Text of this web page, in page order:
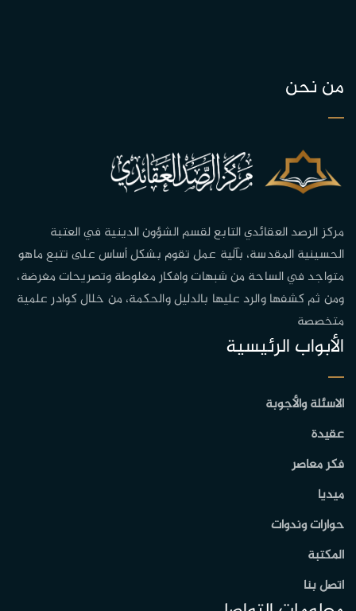
من نحن
مركز الرصد العقائدي التابع لقسم الشؤون الدينية في العتبة
الحسينية المقدسة، بآلية عمل تقوم بشكل أساس على تتبع ماهو
متواجد في الساحة من شبهات وافكار مغلوطة وتصريحات مغرضة،
ومن ثم كشفها والرد عليها بالدليل والحكمة، من خلال كوادر علمية
متخصصة
الأبواب الرئيسية
الاسئلة والأجوبة
عقيدة
فكر معاصر
ميديا
حوارات وندوات
المكتبة
اتصل بنا